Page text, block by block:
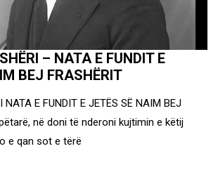
– NATA E FUNDIT E
BEJ FRASHËRIT
NATA E FUNDIT E JETËS SË NAIM BEJ
në doni të nderoni kujtimin e këtij
e qan sot e tërë